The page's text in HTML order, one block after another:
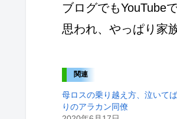
ブログでもYouTube
思われ、やっぱり家
関連
母ロスの乗り越え方、泣いて
りのアラカン同僚